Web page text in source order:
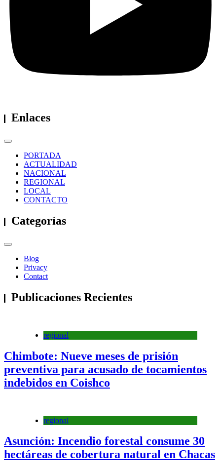
Enlaces
PORTADA
ACTUALIDAD
NACIONAL
REGIONAL
LOCAL
CONTACTO
Categorías
Blog
Privacy
Contact
Publicaciones Recientes
regional
Chimbote: Nueve meses de prisión
preventiva para acusado de tocamientos
indebidos en Coishco
regional
Asunción: Incendio forestal consume 30
hectáreas de cobertura natural en Chacas